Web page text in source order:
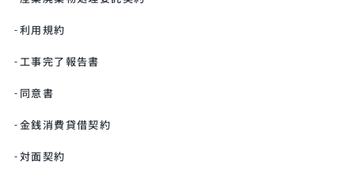
利用規約
工事完了報告書
同意書
金銭消費貸借契約
対面契約